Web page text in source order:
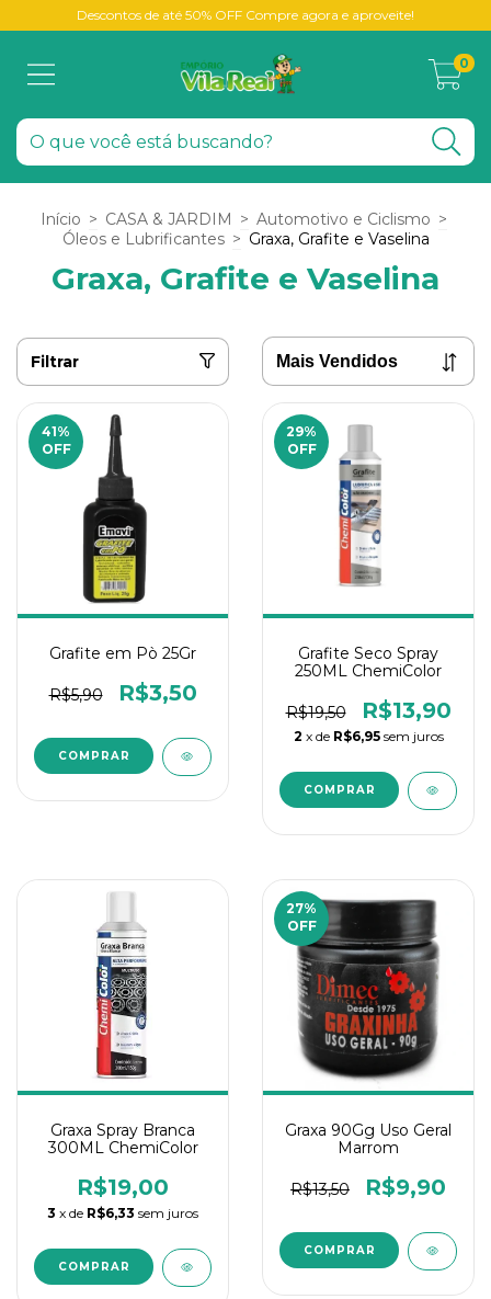
Descontos de até 50% OFF Compre agora e aproveite!
0
Início > CASA & JARDIM > Automotivo e Ciclismo >
Óleos e Lubrificantes > Graxa, Grafite e Vaselina
Graxa, Grafite e Vaselina
Filtrar
41%
OFF
Grafite em Pò 25Gr
R$5,90 R$3,50
29%
OFF
Grafite Seco Spray
250ML ChemiColor
R$19,50 R$13,90
2 x de R$6,95 sem juros
Graxa Spray Branca
300ML ChemiColor
R$19,00
3 x de R$6,33 sem juros
27%
OFF
Graxa 90Gg Uso Geral
Marrom
R$13,50 R$9,90